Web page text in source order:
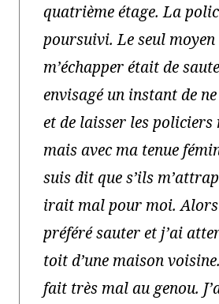
quatrième étage. La
poursuivi. Le seul moyen
m’échapper était de
envisagé un instant de
et de laisser les policiers
mais avec ma tenue
suis dit que s’ils
irait mal pour moi. Alors
préféré sauter et j’ai
toit d’une maison
fait très mal au genou.